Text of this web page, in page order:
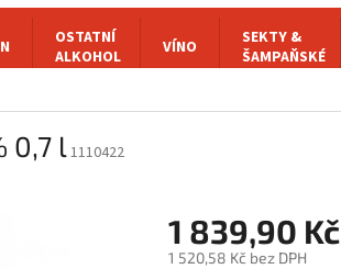
OSTATNÍ
ALKOHOL
VÍNO
SEKTY &
ŠAMPAŇSKÉ
0,7 l1110422
1 839,90 Kč
1 520,58 Kč bez DPH